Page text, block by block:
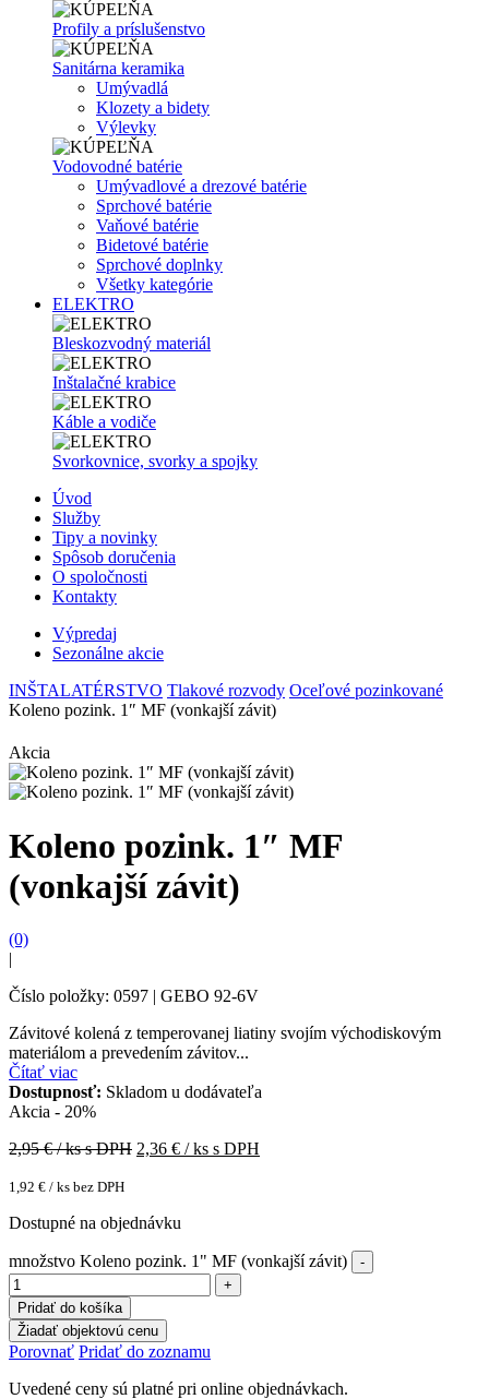
Profily a príslušenstvo
Sanitárna keramika
Umývadlá
Klozety a bidety
Výlevky
Vodovodné batérie
Umývadlové a drezové batérie
Sprchové batérie
Vaňové batérie
Bidetové batérie
Sprchové doplnky
Všetky kategórie
ELEKTRO
Bleskozvodný materiál
Inštalačné krabice
Káble a vodiče
Svorkovnice, svorky a spojky
Úvod
Služby
Tipy a novinky
Spôsob doručenia
O spoločnosti
Kontakty
Výpredaj
Sezonálne akcie
INŠTALATÉRSTVO Tlakové rozvody Oceľové pozinkované
Koleno pozink. 1″ MF (vonkajší závit)
Akcia
Koleno pozink. 1″ MF
(vonkajší závit)
(0)
|
Číslo položky: 0597 | GEBO 92-6V
Závitové kolená z temperovanej liatiny svojím východiskovým
materiálom a prevedením závitov...
Čítať viac
Dostupnosť: Skladom u dodávateľa
Akcia - 20%
2,95€ / ks s DPH 2,36 € / ks s DPH
1,92 € / ks bez DPH
Dostupné na objednávku
množstvo Koleno pozink. 1" MF (vonkajší závit)
Pridať do košíka
Žiadať objektovú cenu
Porovnať Pridať do zoznamu
Uvedené ceny sú platné pri online objednávkach.